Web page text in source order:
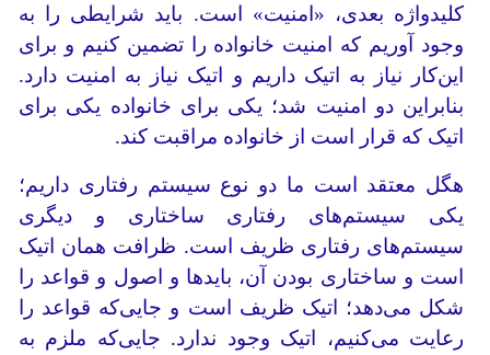
کلیدواژه بعدی، «امنیت» است. باید شرایطی را به
وجود آوریم که امنیت خانواده را تضمین کنیم و برای
این‌کار نیاز به اتیک داریم و اتیک نیاز به امنیت دارد.
بنابراین دو امنیت شد؛ یکی برای خانواده یکی برای
اتیک که قرار است از خانواده مراقبت کند.
هگل معتقد است ما دو نوع سیستم رفتاری داریم؛
یکی سیستم‌های رفتاری ساختاری و دیگری
سیستم‌های رفتاری ظریف است. ظرافت همان اتیک
است و ساختاری‌ بودن آن، بایدها و اصول و قواعد را
شکل می‌دهد؛ اتیک ظریف است و جایی‌که قواعد را
رعایت می‌کنیم، اتیک وجود ندارد. جایی‌که ملزم به